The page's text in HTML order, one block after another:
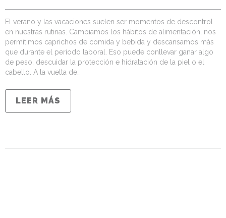
El verano y las vacaciones suelen ser momentos de descontrol
en nuestras rutinas. Cambiamos los hábitos de alimentación, nos
permitimos caprichos de comida y bebida y descansamos más
que durante el periodo laboral. Eso puede conllevar ganar algo
de peso, descuidar la protección e hidratación de la piel o el
cabello. A la vuelta de…
LEER MÁS